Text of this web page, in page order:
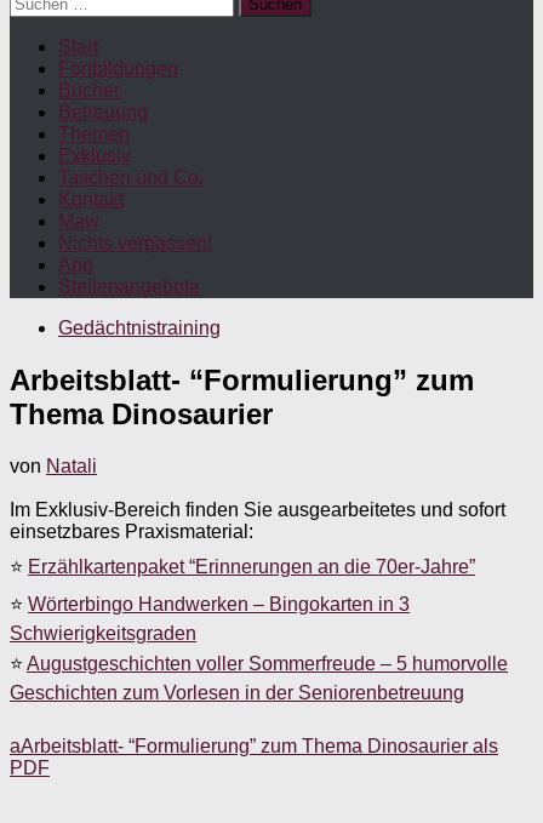
nach:
Start
Fortbildungen
Bücher
Betreuung
Themen
Exklusiv
Taschen und Co.
Kontakt
Maw
Nichts verpassen!
App
Stellenangebote
Gedächtnistraining
Arbeitsblatt- “Formulierung” zum
Thema Dinosaurier
von Natali
Im Exklusiv-Bereich finden Sie ausgearbeitetes und sofort
einsetzbares Praxismaterial:
⭐ Erzählkartenpaket “Erinnerungen an die 70er-Jahre”
⭐ Wörterbingo Handwerken – Bingokarten in 3
Schwierigkeitsgraden
⭐ Augustgeschichten voller Sommerfreude – 5 humorvolle
Geschichten zum Vorlesen in der Seniorenbetreuung
aArbeitsblatt- “Formulierung” zum Thema Dinosaurier als
PDF